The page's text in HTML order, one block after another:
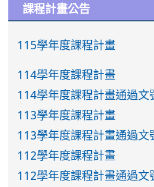
課程計畫公告
115學年度課程計畫
114學年度課程計畫
114學年度課程計畫通過文
113學年度課程計畫
113學年度課程計畫通過文
112學年度課程計畫
112學年度課程計畫通過文